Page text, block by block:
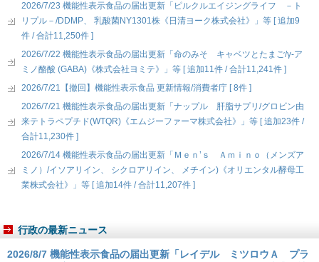
2026/7/23 機能性表示食品の届出更新「ピルクルエイジングライフ －ト
リプル－/DDMP、 乳酸菌NY1301株《日清ヨーク株式会社》」等 [ 追加9
件 / 合計11,250件 ]
2026/7/22 機能性表示食品の届出更新「命のみそ キャベツとたまご/γ-ア
ミノ酪酸 (GABA)《株式会社ヨミテ》」等 [ 追加11件 / 合計11,241件 ]
2026/7/21【撤回】機能性表示食品 更新情報/消費者庁 [ 8件 ]
2026/7/21 機能性表示食品の届出更新「ナップル 肝脂サプリ/グロビン由
来テトラペプチド(WTQR)《エムジーファーマ株式会社》」等 [ 追加23件 /
合計11,230件 ]
2026/7/14 機能性表示食品の届出更新「Ｍｅｎ’ｓ Ａｍｉｎｏ（メンズア
ミノ）/イソアリイン、 シクロアリイン、 メチイン)《オリエンタル酵母工
業株式会社》」等 [ 追加14件 / 合計11,207件 ]
行政の最新ニュース
2026/8/7 機能性表示食品の届出更新「レイデル ミツロウＡ プラ